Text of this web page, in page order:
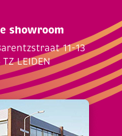
showroom
11-13
TZ LEIDEN